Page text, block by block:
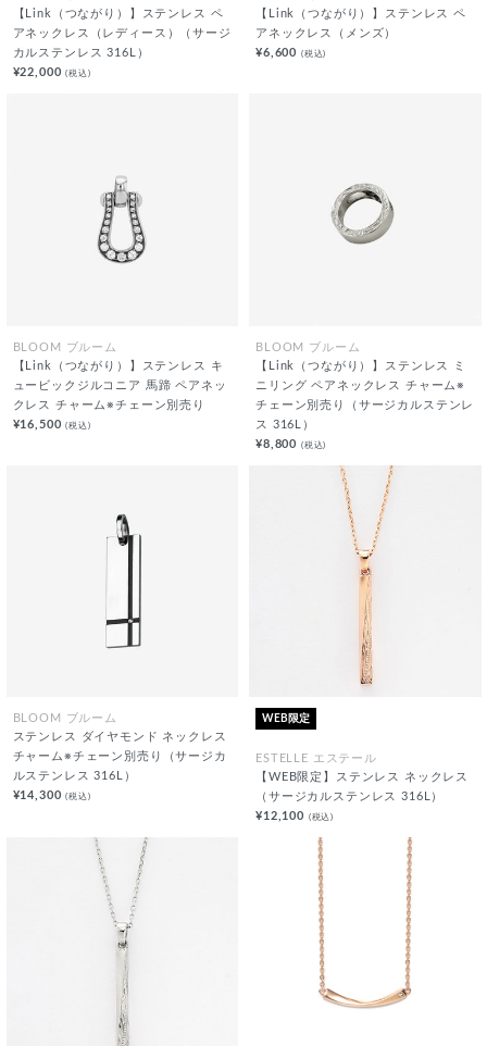
【Link（つながり）】ステンレス ペ
アネックレス（レディース）（サージ
カルステンレス 316L）
¥22,000(税込)
【Link（つながり）】ステンレス ペ
アネックレス（メンズ）
¥6,600 (税込)
BLOOM ブルーム
【Link（つながり）】ステンレス キ
ュービックジルコニア 馬蹄 ペアネッ
クレス チャーム※チェーン別売り
¥16,500(税込)
BLOOM ブルーム
【Link（つながり）】ステンレス ミ
ニリング ペアネックレス チャーム※
チェーン別売り（サージカルステンレ
ス 316L）
¥8,800 (税込)
BLOOM ブルーム
ステンレス ダイヤモンド ネックレス
チャーム※チェーン別売り（サージカ
ルステンレス 316L）
¥14,300(税込)
WEB限定
ESTELLE エステール
【WEB限定】ステンレス ネックレス
（サージカルステンレス 316L）
¥12,100 (税込)